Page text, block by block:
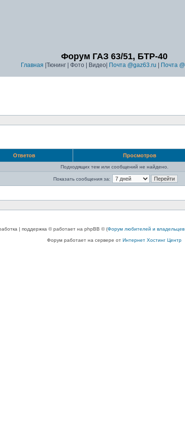
Форум ГАЗ 63/51, БТР-40
Главная |Тюнинг | Фото | Видео| Почта @gaz63.ru Почта
Ответов Просмотров
Подходящих тем или сообщений не найдено.
Показать сообщения за:
| поддержка © работает на phpBB © (Форум любителей и
Форум работает на сервере от Интернет Хостинг Центр